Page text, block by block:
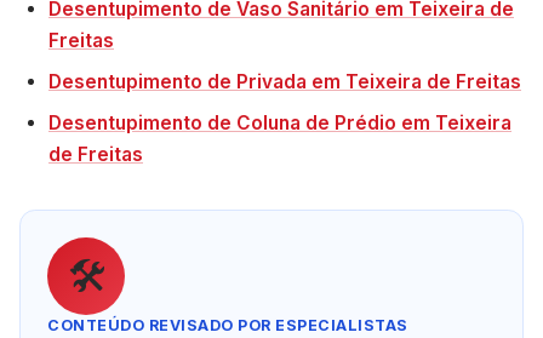
Desentupimento de Vaso Sanitário em Teixeira de
Freitas
Desentupimento de Privada em Teixeira de Freitas
Desentupimento de Coluna de Prédio em Teixeira
de Freitas
🛠️
CONTEÚDO REVISADO POR ESPECIALISTAS